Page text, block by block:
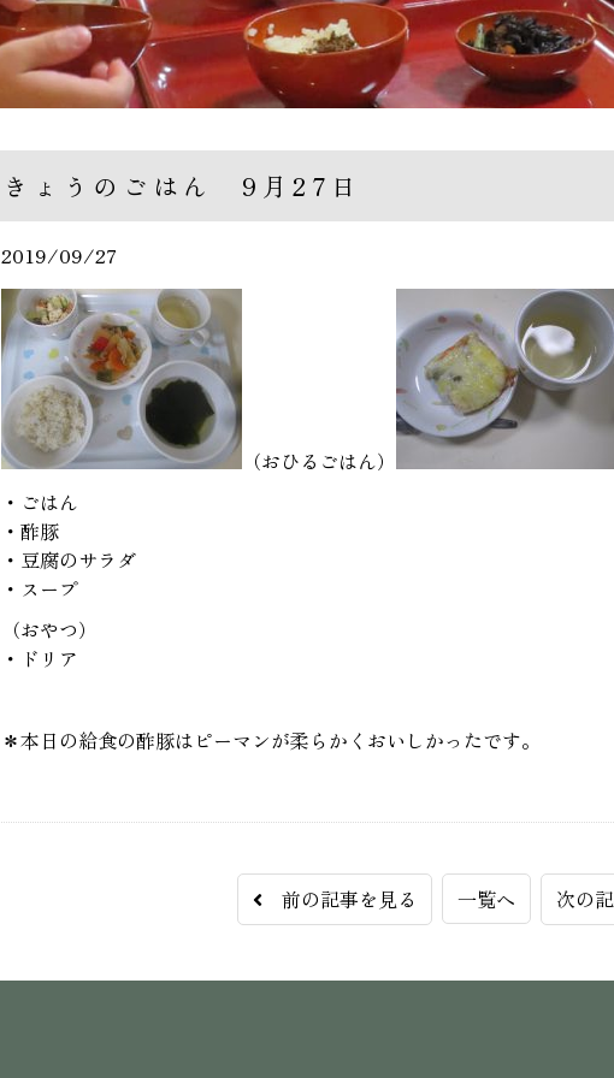
きょうのごはん 9月27日
2019/09/27
（おひるごはん）
・ごはん
・酢豚
・豆腐のサラダ
・スープ
（おやつ）
・ドリア
＊本日の給食の酢豚はピーマンが柔らかくおいしかったです。
前の記事を見る 一覧へ 次の